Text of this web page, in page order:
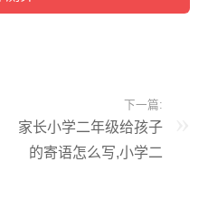
下一篇:
家长小学二年级给孩子
的寄语怎么写,小学二